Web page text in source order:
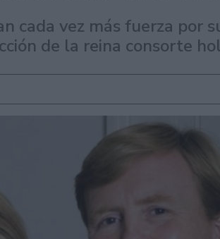
cada vez más fuerza por
de la reina consorte